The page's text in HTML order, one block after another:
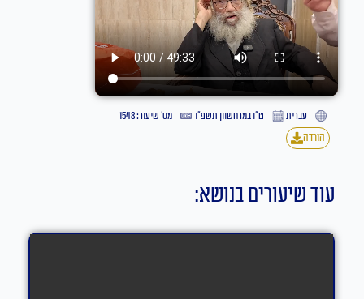
עברית ט״ו במרחשוון תשפ״ו
מס' שיעור: 1548
הורדה
עוד שיעורים בנושא: